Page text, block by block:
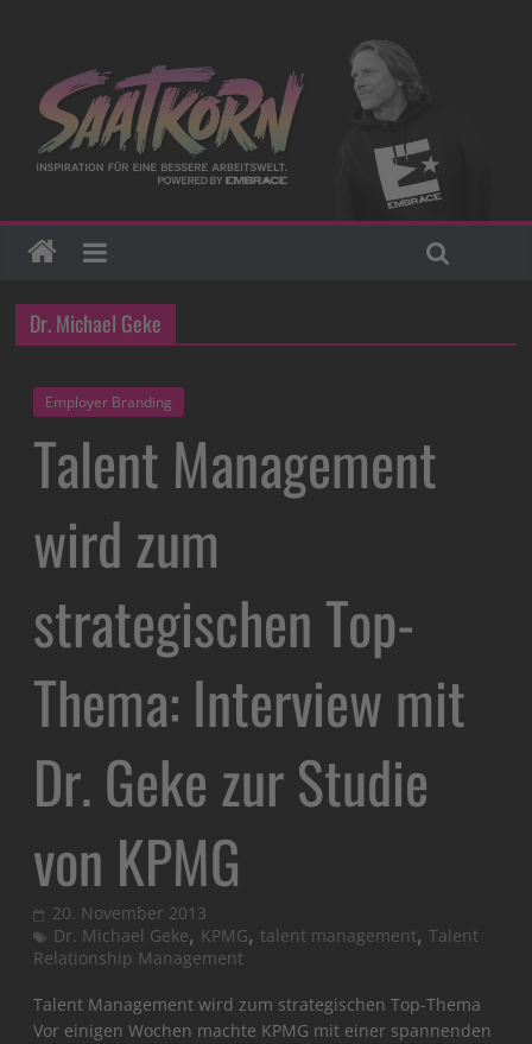
Dr. Michael Geke
Employer Branding
Talent Management
wird zum
strategischen Top-
Thema: Interview mit
Dr. Geke zur Studie
von KPMG
20. November 2013
Dr. Michael Geke, KPMG,talent management,Talent
Relationship Management
Talent Management wird zum strategischen Top-Thema
Vor einigen Wochen machte KPMG mit einer spannenden